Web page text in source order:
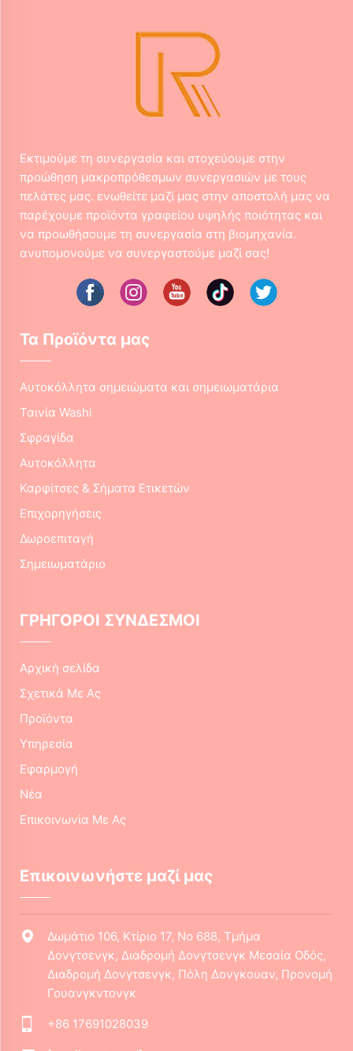
Εκτιμούμε τη συνεργασία και στοχεύουμε στην
προώθηση μακροπρόθεσμων συνεργασιών με τους
πελάτες μας. ενωθείτε μαζί μας στην αποστολή μας να
παρέχουμε προϊόντα γραφείου υψηλής ποιότητας και
να προωθήσουμε τη συνεργασία στη βιομηχανία.
ανυπομονούμε να συνεργαστούμε μαζί σας!
Τα Προϊόντα μας
Αυτοκόλλητα σημειώματα και σημειωματάρια
Ταινία Washi
Σφραγίδα
Αυτοκόλλητα
Καρφίτσες & Σήματα Ετικετών
Επιχορηγήσεις
Δωροεπιταγή
Σημειωματάριο
ΓΡΗΓΟΡΟΙ ΣΥΝΔΕΣΜΟΙ
Αρχική σελίδα
Σχετικά Με Ας
Προϊόντα
Υπηρεσία
Εφαρμογή
Νέα
Επικοινωνία Με Ας
Επικοινωνήστε μαζί μας
Δωμάτιο 106, Κτίριο 17, Νο 688, Τμήμα
Δονγτσενγκ, Διαδρομή Δονγτσενγκ Μεσαία Οδός,
Διαδρομή Δονγτσενγκ, Πόλη Δονγκουαν, Προνομή
Γουανγκντονγκ
+86 17691028039